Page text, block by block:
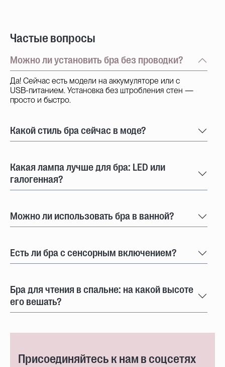
Частые вопросы
Можно ли установить бра без проводки?
Да! Сейчас есть модели на аккумуляторе или с
USB-питанием. Установка без штробления стен —
просто и быстро.
Какой стиль бра сейчас в моде?
Какая лампа лучше для бра: LED или
галогенная?
Можно ли использовать бра в ванной?
Есть ли бра с сенсорным включением?
Бра для чтения в спальне: на какой высоте
его вешать?
Присоединяйтесь к нам в соцсетях